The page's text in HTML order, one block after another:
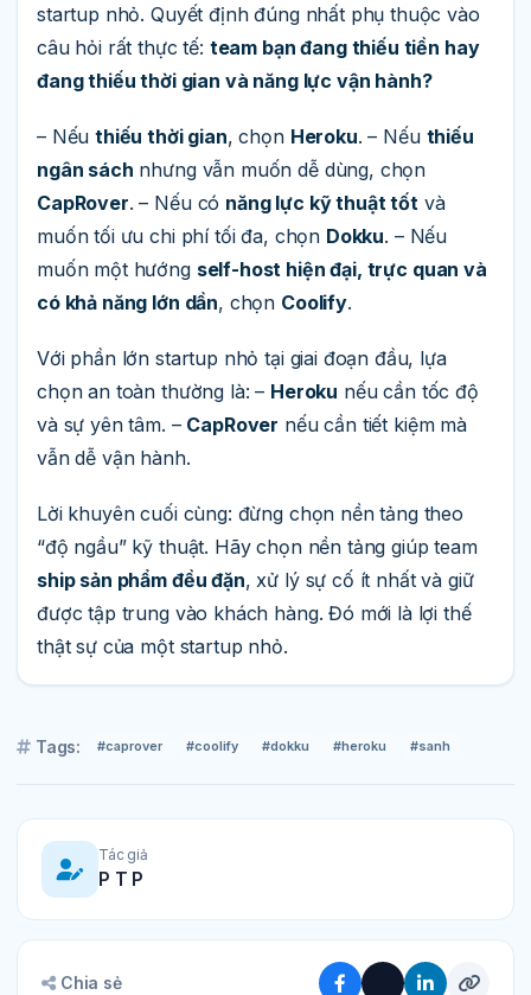
startup nhỏ. Quyết định đúng nhất phụ thuộc vào
câu hỏi rất thực tế: team bạn đang thiếu tiền hay
đang thiếu thời gian và năng lực vận hành?
– Nếuthiếu thời gian, chọn Heroku. – Nếu thiếu
ngân sách nhưng vẫn muốn dễ dùng, chọn
CapRover. – Nếu có năng lực kỹ thuật tốt và
muốn tối ưu chi phí tối đa, chọn Dokku. – Nếu
muốn một hướng self-host hiện đại, trực quan và
có khả năng lớn dần, chọn Coolify.
Với phần lớn startup nhỏ tại giai đoạn đầu, lựa
chọn an toàn thường là: – Heroku nếu cần tốc độ
và sự yên tâm. – CapRover nếu cần tiết kiệm mà
vẫn dễ vận hành.
Lời khuyên cuối cùng: đừng chọn nền tảng theo
“độ ngầu” kỹ thuật. Hãy chọn nền tảng giúp team
ship sản phẩm đều đặn, xử lý sự cố ít nhất và giữ
được tập trung vào khách hàng. Đó mới là lợi thế
thật sự của một startup nhỏ.
Tags: #caprover #coolify #dokku #heroku #sanh
Tác giả
P T P
Chia sẻ